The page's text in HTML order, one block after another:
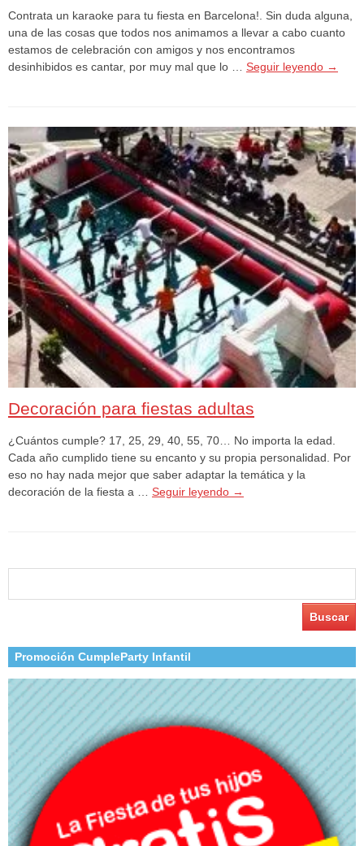
Contrata un karaoke para tu fiesta en Barcelona!. Sin duda alguna,
una de las cosas que todos nos animamos a llevar a cabo cuanto
estamos de celebración con amigos y nos encontramos
desinhibidos es cantar, por muy mal que lo … Seguir leyendo →
Decoración para fiestas adultas
¿Cuántos cumple? 17, 25, 29, 40, 55, 70… No importa la edad.
Cada año cumplido tiene su encanto y su propia personalidad. Por
eso no hay nada mejor que saber adaptar la temática y la
decoración de la fiesta a … Seguir leyendo →
Promoción CumpleParty Infantil